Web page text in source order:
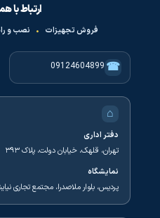
ارتباط با
فروش تجهیزات • نصب و
☎
09124604899
⌂
دفتر اداری
تهران، قلهک، خیابان دولت، پلاک ۳۹۳
نمایشگاه
پردیس، بلوار ملاصدرا، مجتمع تجاری